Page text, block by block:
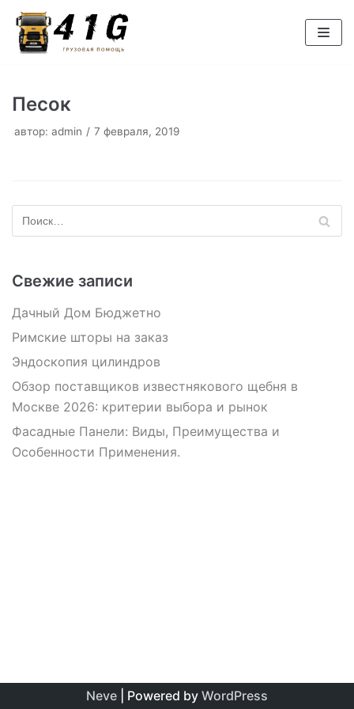
Перейти
к
Песок
автор: admin 7 февраля, 2019
Свежие записи
Дачный Дом Бюджетно
Римские шторы на заказ
Эндоскопия цилиндров
Обзор поставщиков известнякового щебня в
Москве 2026: критерии выбора и рынок
Фасадные Панели: Виды, Преимущества и
Особенности Применения.
Neve | Powered by WordPress